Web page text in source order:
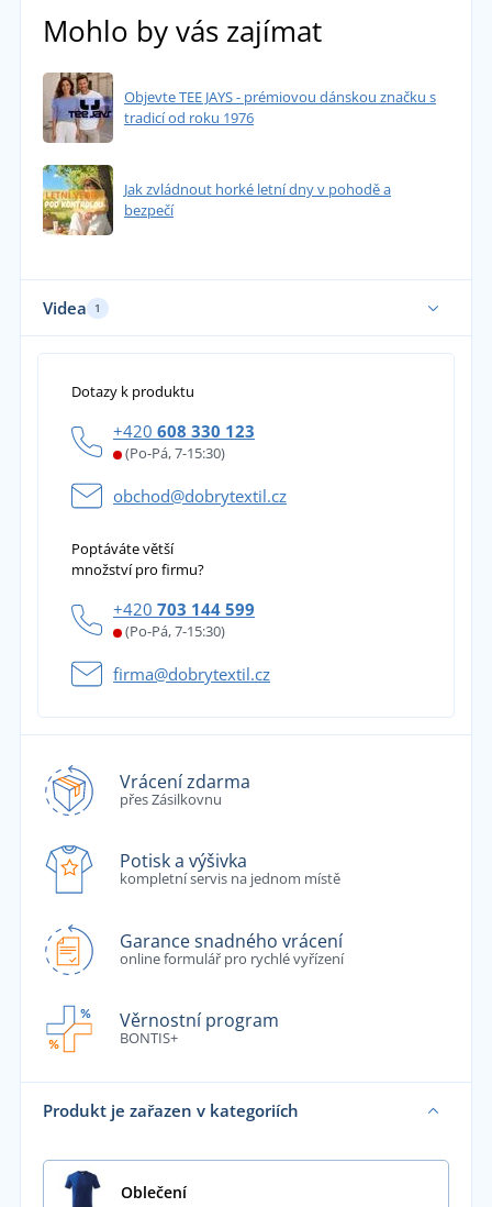
Mohlo by vás zajímat
Objevte TEE JAYS - prémiovou dánskou značku s
tradicí od roku 1976
Jak zvládnout horké letní dny v pohodě a
bezpečí
Videa 1
Dotazy k produktu
+420 608 330 123
(Po-Pá, 7-15:30)
obchod@dobrytextil.cz
Poptáváte větší
množství pro firmu?
+420 703 144 599
(Po-Pá, 7-15:30)
firma@dobrytextil.cz
Vrácení zdarma
přes Zásilkovnu
Potisk a výšivka
kompletní servis na jednom místě
Garance snadného vrácení
online formulář pro rychlé vyřízení
Věrnostní program
BONTIS+
Produkt je zařazen v kategoriích
Oblečení